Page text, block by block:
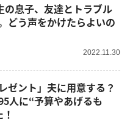
の息子、友達とトラブル
どう声をかけたらよいの
2022.11.30
ゼント」夫に用意する？
人に“予算やあげるも